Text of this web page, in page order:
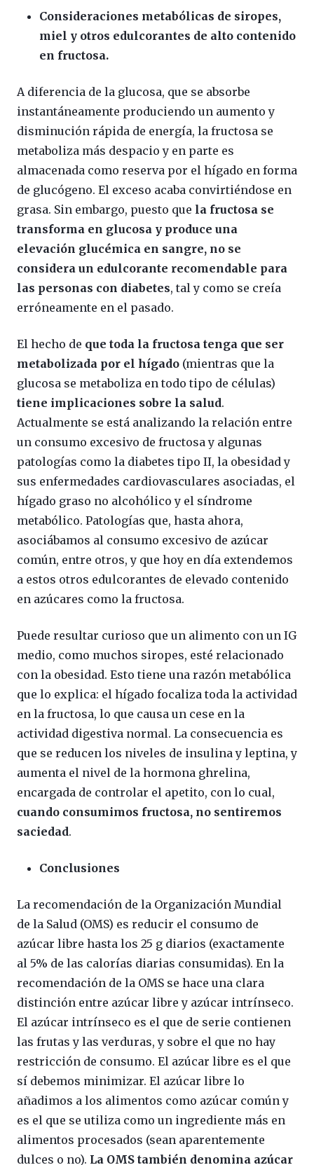
Consideraciones metabólicas de siropes,
miel y otros edulcorantes de alto contenido
en fructosa.
A diferencia de la glucosa, que se absorbe
instantáneamente produciendo un aumento y
disminución rápida de energía, la fructosa se
metaboliza más despacio y en parte es
almacenada como reserva por el hígado en forma
de glucógeno. El exceso acaba convirtiéndose en
grasa. Sin embargo, puesto que la fructosa se
transforma en glucosa y produce una
elevación glucémica en sangre, no se
considera un edulcorante recomendable para
las personas con diabetes, tal y como se creía
erróneamente en el pasado.
El hecho de que toda la fructosa tenga que ser
metabolizada por el hígado (mientras que la
glucosa se metaboliza en todo tipo de células)
tiene implicaciones sobre la salud.
Actualmente se está analizando la relación entre
un consumo excesivo de fructosa y algunas
patologías como la diabetes tipo II, la obesidad y
sus enfermedades cardiovasculares asociadas, el
hígado graso no alcohólico y el síndrome
metabólico. Patologías que, hasta ahora,
asociábamos al consumo excesivo de azúcar
común, entre otros, y que hoy en día extendemos
a estos otros edulcorantes de elevado contenido
en azúcares como la fructosa.
Puede resultar curioso que un alimento con un IG
medio, como muchos siropes, esté relacionado
con la obesidad. Esto tiene una razón metabólica
que lo explica: el hígado focaliza toda la actividad
en la fructosa, lo que causa un cese en la
actividad digestiva normal. La consecuencia es
que se reducen los niveles de insulina y leptina, y
aumenta el nivel de la hormona ghrelina,
encargada de controlar el apetito, con lo cual,
cuando consumimos fructosa, no sentiremos
saciedad.
Conclusiones
La recomendación de la Organización Mundial
de la Salud (OMS) es reducir el consumo de
azúcar libre hasta los 25 g diarios (exactamente
al 5% de las calorías diarias consumidas). En la
recomendación de la OMS se hace una clara
distinción entre azúcar libre y azúcar intrínseco.
El azúcar intrínseco es el que de serie contienen
las frutas y las verduras, y sobre el que no hay
restricción de consumo. El azúcar libre es el que
sí debemos minimizar. El azúcar libre lo
añadimos a los alimentos como azúcar común y
es el que se utiliza como un ingrediente más en
alimentos procesados (sean aparentemente
dulces o no). La OMS también denomina azúcar